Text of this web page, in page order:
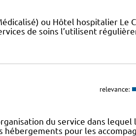
ou Hôtel hospitalier Le
de soins l’utilisent
relevance:
du service dans
hébergements pour les